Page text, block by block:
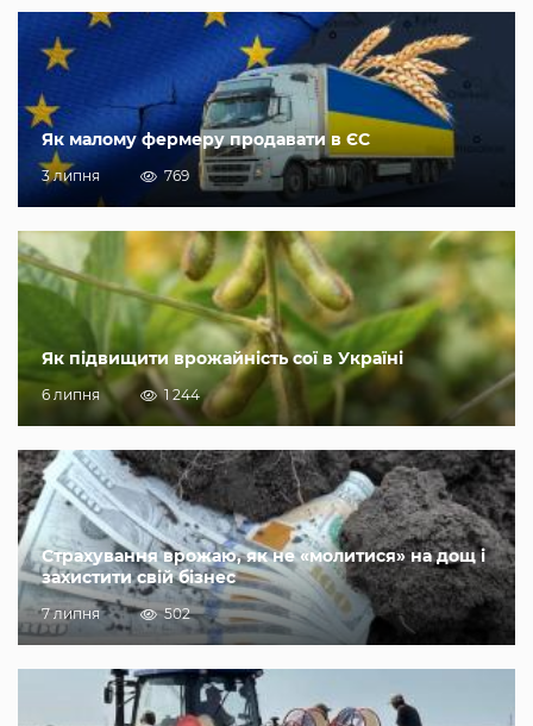
Як малому фермеру продавати в ЄС
3 липня 769
Як підвищити врожайність сої в Україні
6 липня 1 244
Страхування врожаю, як не «молитися» на дощ і
захистити свій бізнес
7 липня 502